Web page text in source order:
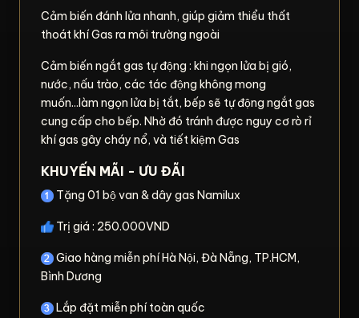
Cảm biến đánh lửa nhanh, giúp giảm thiểu thất
thoát khí Gas ra môi trường ngoài
Cảm biến ngắt gas tự động : khi ngọn lửa bị gió,
nước, nấu trào, các tác động không mong
muốn...làm ngọn lửa bị tắt, bếp sẽ tự động ngắt gas
cung cấp cho bếp. Nhờ đó tránh được nguy cơ rò rỉ
khí gas gây cháy nổ, và tiết kiệm Gas
KHUYẾN MÃI - ƯU ĐÃI
Tặng 01 bộ van & dây gas Namilux
Trị giá : 250.000VND
Giao hàng miễn phí Hà Nội, Đà Nẵng, TP.HCM,
Bình Dương
Lắp đặt miễn phí toàn quốc